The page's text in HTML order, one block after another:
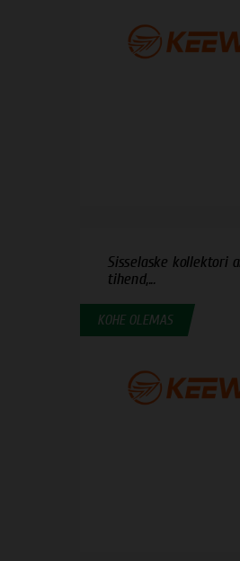
Sisselaske kollektori
tihend,...
KOHE OLEMAS